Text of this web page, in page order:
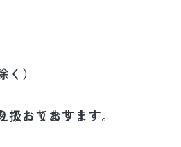
）
ております！
っております。